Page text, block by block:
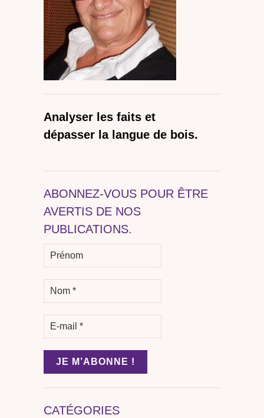
Analyser les faits et
dépasser la langue de bois.
ABONNEZ-VOUS POUR ÊTRE
AVERTIS DE NOS
PUBLICATIONS.
CATÉGORIES